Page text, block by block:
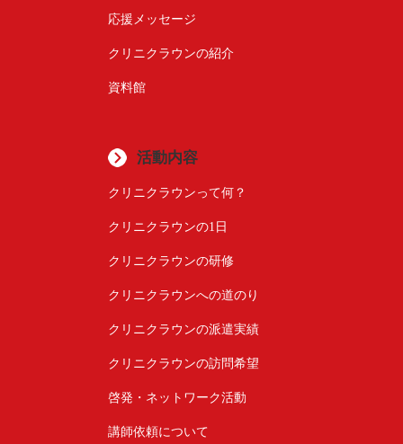
応援メッセージ
クリニクラウンの紹介
資料館
活動内容
クリニクラウンって何？
クリニクラウンの1日
クリニクラウンの研修
クリニクラウンへの道のり
クリニクラウンの派遣実績
クリニクラウンの訪問希望
啓発・ネットワーク活動
講師依頼について